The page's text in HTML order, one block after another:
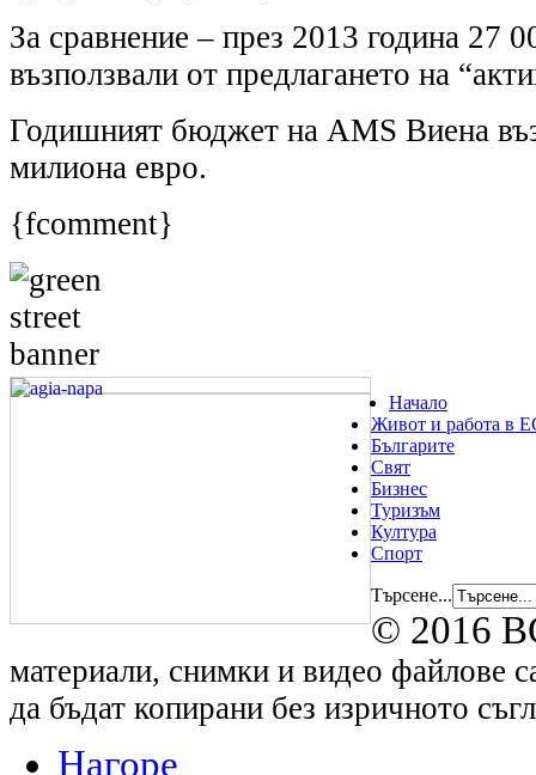
За сравнение – през 2013 година 27
възползвали от предлагането на
Годишният бюджет на AМS Виена
милиона евро.
{fcomment}
Начало
Живот и работа в
Българите
Свят
Бизнес
Туризъм
Култура
Спорт
Търсене...
© 2016
материали, снимки и видео файлове
да бъдат копирани без изричното
Нагоре